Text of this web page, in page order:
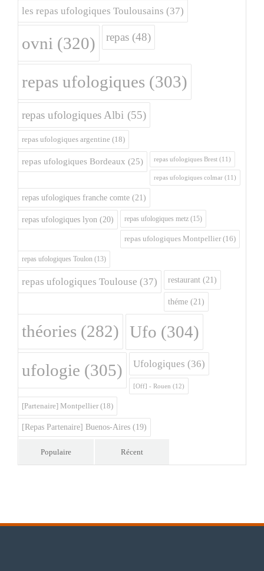
les repas ufologiques Toulousains (37)
ovni (320) repas (48)
repas ufologiques (303)
repas ufologiques Albi (55)
repas ufologiques argentine (18)
repas ufologiques Bordeaux (25) repas ufologiques Brest (11)
repas ufologiques colmar (11)
repas ufologiques franche comte (21)
repas ufologiques lyon (20) repas ufologiques metz (15)
repas ufologiques Montpellier (16)
repas ufologiques Toulon (13)
repas ufologiques Toulouse (37) restaurant (21)
théme (21)
théories (282) Ufo (304)
ufologie (305) Ufologiques (36)
[Off] - Rouen (12)
[Partenaire] Montpellier (18)
[Repas Partenaire] Buenos-Aires (19)
Populaire Récent